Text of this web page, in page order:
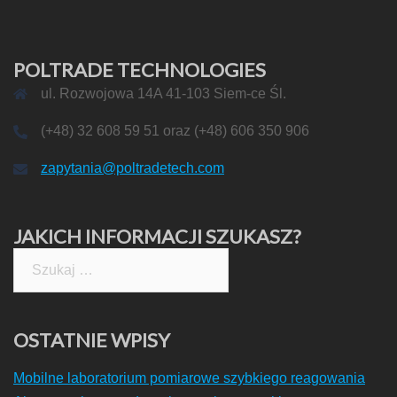
POLTRADE TECHNOLOGIES
ul. Rozwojowa 14A 41-103 Siem-ce Śl.
(+48) 32 608 59 51 oraz (+48) 606 350 906
zapytania@poltradetech.com
JAKICH INFORMACJI SZUKASZ?
OSTATNIE WPISY
Mobilne laboratorium pomiarowe szybkiego reagowania